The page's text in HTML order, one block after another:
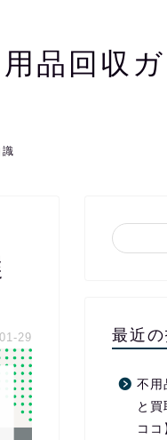
品回収
29 最近
不用
と
ココ